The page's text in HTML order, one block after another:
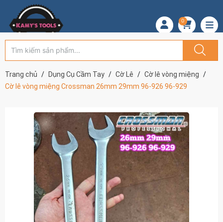
0
Trang chủ Dụng Cụ Cầm Tay Cờ Lê
Cờ lê vòng miệng
Cờ lê vòng miệng Crossman 26mm 29mm 96-926 96-929